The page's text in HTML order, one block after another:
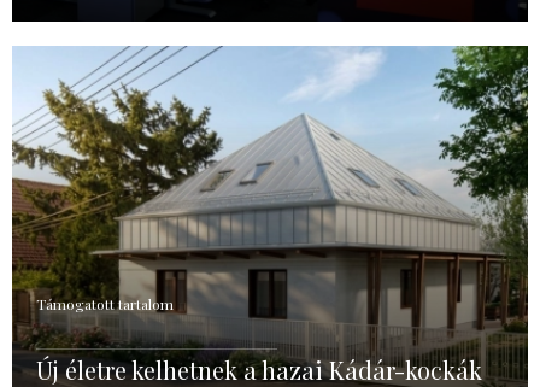
Támogatott tartalom
Új életre kelhetnek a hazai Kádár-kockák